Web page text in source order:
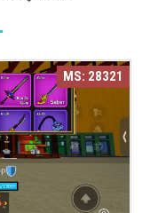
MS: 28321